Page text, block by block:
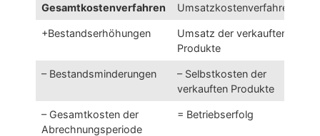
Gesamtkostenverfahren
Umsatzkostenverfahren
+Bestandserhöhungen
Umsatz der verkauften
Produkte
– Bestandsminderungen
– Selbstkosten der
verkauften Produkte
– Gesamtkosten der
Abrechnungsperiode
= Betriebserfolg